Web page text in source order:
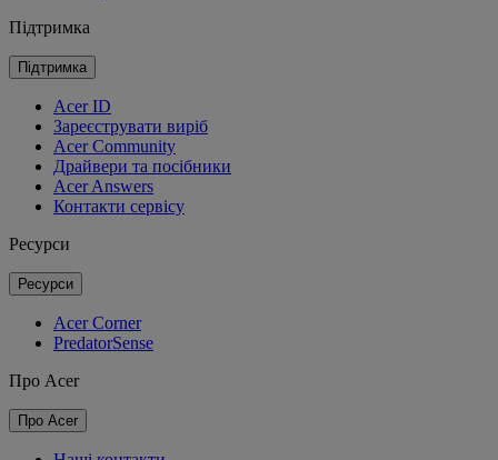
Підтримка
Підтримка
Acer ID
Зареєструвати виріб
Acer Community
Драйвери та посібники
Acer Answers
Контакти сервісу
Ресурси
Ресурси
Acer Corner
PredatorSense
Про Acer
Про Acer